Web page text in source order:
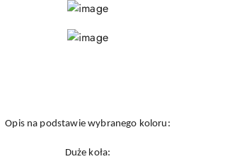
Opis na podstawie wybranego koloru:
Duże koła: